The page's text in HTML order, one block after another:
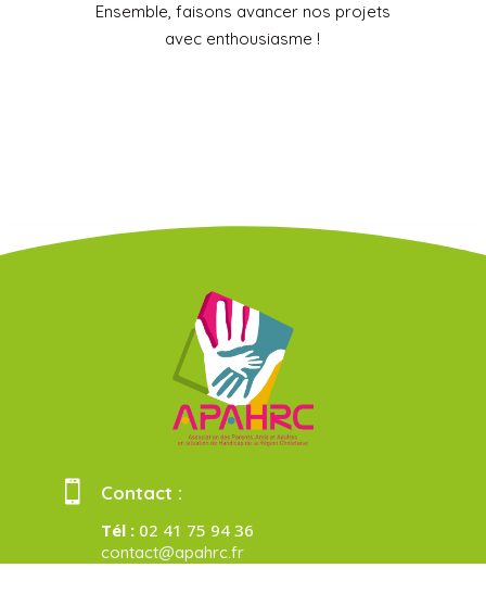
Ensemble, faisons avancer nos projets
avec enthousiasme !
 Contact :
Tél :02 41 75 94 36
contact@apahrc.fr